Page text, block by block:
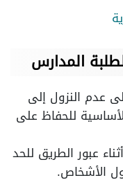
المدارس
عدم النزول إلى
للحفاظ على
عبور الطريق للحد
الأشخاص.